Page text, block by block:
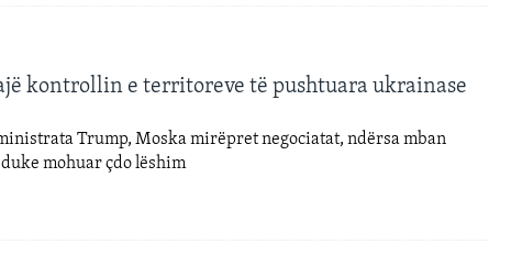
kontrollin e territoreve të pushtuara ukrainase
Trump, Moska mirëpret negociatat, ndërsa mban
mohuar çdo lëshim